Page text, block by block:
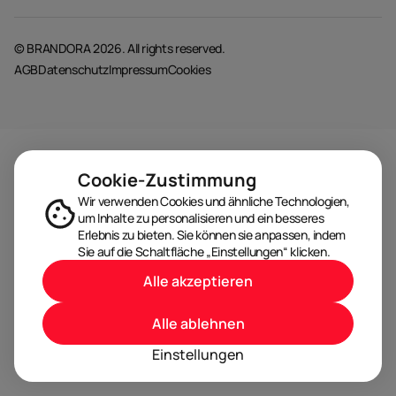
© BRANDORA 2026. All rights reserved.
AGBDatenschutzImpressumCookies
Cookie-Zustimmung
Wir verwenden Cookies und ähnliche Technologien,
um Inhalte zu personalisieren und ein besseres
Erlebnis zu bieten. Sie können sie anpassen, indem
Sie auf die Schaltfläche „Einstellungen“ klicken.
Einstellungen
Alle ablehnen
Alle akzeptieren